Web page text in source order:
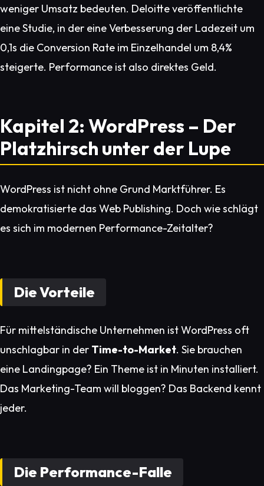
weniger Umsatz bedeuten. Deloitte veröffentlichte
eine Studie, in der eine Verbesserung der Ladezeit um
0,1s die Conversion Rate im Einzelhandel um 8,4%
steigerte. Performance ist also direktes Geld.
Kapitel 2: WordPress – Der
Platzhirsch unter der Lupe
WordPress ist nicht ohne Grund Marktführer. Es
demokratisierte das Web Publishing. Doch wie schlägt
es sich im modernen Performance-Zeitalter?
Die Vorteile
Für mittelständische Unternehmen ist WordPress oft
unschlagbar in der Time-to-Market. Sie brauchen
eine Landingpage? Ein Theme ist in Minuten installiert.
Das Marketing-Team will bloggen? Das Backend kennt
jeder.
Die Performance-Falle